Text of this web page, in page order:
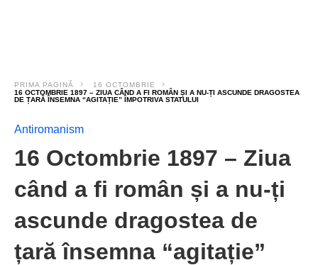
PRIMA PAGINĂ
16 OCTOMBRIE
16 OCTOMBRIE 1897 – ZIUA CÂND A FI ROMÂN ȘI A NU-ȚI ASCUNDE DRAGOSTEA
DE ȚARĂ ÎNSEMNA “AGITAȚIE” ÎMPOTRIVA STATULUI
Antiromanism
16 Octombrie 1897 – Ziua
când a fi român și a nu-ți
ascunde dragostea de
țară însemna “agitație”